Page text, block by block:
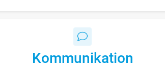
Kommunikation